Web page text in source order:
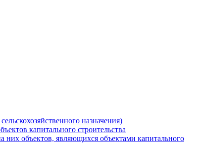
назначения)
капитального строительства
них объектов, являющихся объектами капитального